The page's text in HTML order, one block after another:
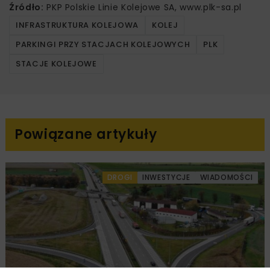
Źródło: PKP Polskie Linie Kolejowe SA, www.plk-sa.pl
INFRASTRUKTURA KOLEJOWA
KOLEJ
PARKINGI PRZY STACJACH KOLEJOWYCH
PLK
STACJE KOLEJOWE
Powiązane artykuły
DROGI INWESTYCJE WIADOMOŚCI